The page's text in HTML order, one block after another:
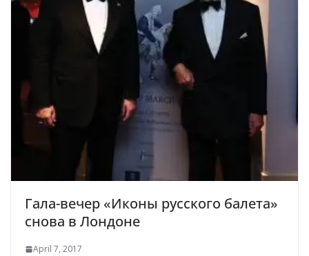
Гала-вечер «Иконы русского балета»
снова в Лондоне
April 7, 2017